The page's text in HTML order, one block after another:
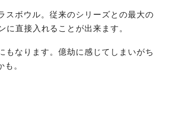
スボウル。従来のシリーズとの最大の
直接入れることが出来ます。
もなります。億劫に感じてしまいがち
。